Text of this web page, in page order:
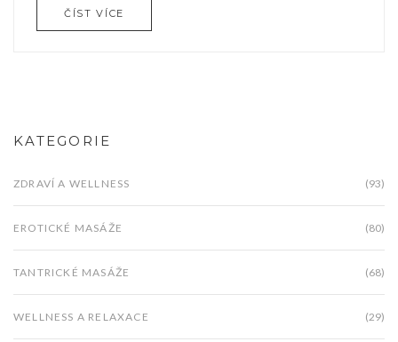
ČÍST VÍCE
KATEGORIE
ZDRAVÍ A WELLNESS (93)
EROTICKÉ MASÁŽE (80)
TANTRICKÉ MASÁŽE (68)
WELLNESS A RELAXACE (29)